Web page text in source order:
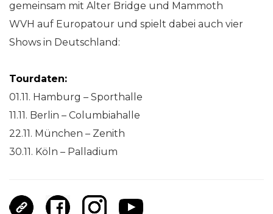
gemeinsam mit Alter Bridge und Mammoth
WVH auf Europatour und spielt dabei auch vier
Shows in Deutschland:
Tourdaten:
01.11. Hamburg – Sporthalle
11.11. Berlin – Columbiahalle
22.11. München – Zenith
30.11. Köln – Palladium